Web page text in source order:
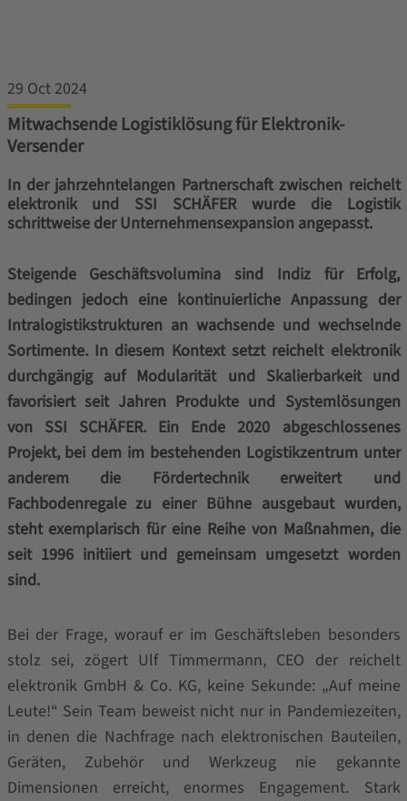
29 Oct 2024
Mitwachsende Logistiklösung für Elektronik-
Versender
In der jahrzehntelangen Partnerschaft zwischen reichelt
elektronik und SSI SCHÄFER wurde die Logistik
schrittweise der Unternehmensexpansion angepasst.
Steigende Geschäftsvolumina sind Indiz für Erfolg,
bedingen jedoch eine kontinuierliche Anpassung der
Intralogistikstrukturen an wachsende und wechselnde
Sortimente. In diesem Kontext setzt reichelt elektronik
durchgängig auf Modularität und Skalierbarkeit und
favorisiert seit Jahren Produkte und Systemlösungen
von SSI SCHÄFER. Ein Ende 2020 abgeschlossenes
Projekt, bei dem im bestehenden Logistikzentrum unter
anderem die Fördertechnik erweitert und
Fachbodenregale zu einer Bühne ausgebaut wurden,
steht exemplarisch für eine Reihe von Maßnahmen, die
seit 1996 initiiert und gemeinsam umgesetzt worden
sind.
Bei der Frage, worauf er im Geschäftsleben besonders
stolz sei, zögert Ulf Timmermann, CEO der reichelt
elektronik GmbH & Co. KG, keine Sekunde: „Auf meine
Leute!“ Sein Team beweist nicht nur in Pandemiezeiten,
in denen die Nachfrage nach elektronischen Bauteilen,
Geräten, Zubehör und Werkzeug nie gekannte
Dimensionen erreicht, enormes Engagement. Stark